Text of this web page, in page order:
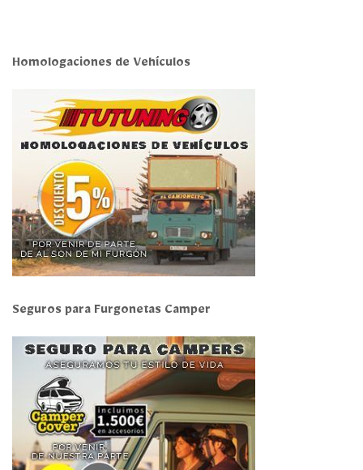
Homologaciones de Vehículos
Seguros para Furgonetas Camper